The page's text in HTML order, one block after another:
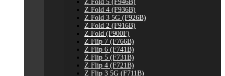
Z Fold 5 (F946B)
Z Fold 4 (F936B)
Z Fold 3 5G (F926B)
Z Fold 2 (F916B)
Z Fold (F900F)
Z Flip 7 (F766B)
Z Flip 6 (F741B)
Z Flip 5 (F731B)
Z Flip 4 (F721B)
Z Flip 3 5G (F711B)